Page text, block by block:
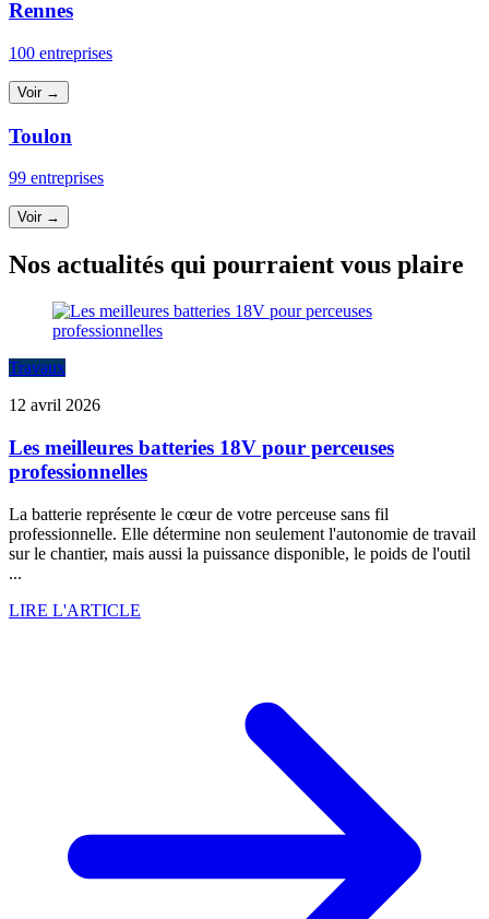
Rennes
100 entreprises
Voir →
Toulon
99 entreprises
Voir →
Nos actualités qui pourraient vous plaire
Travaux
12 avril 2026
Les meilleures batteries 18V pour perceuses
professionnelles
La batterie représente le cœur de votre perceuse sans fil
professionnelle. Elle détermine non seulement l'autonomie de travail
sur le chantier, mais aussi la puissance disponible, le poids de l'outil
...
LIRE L'ARTICLE